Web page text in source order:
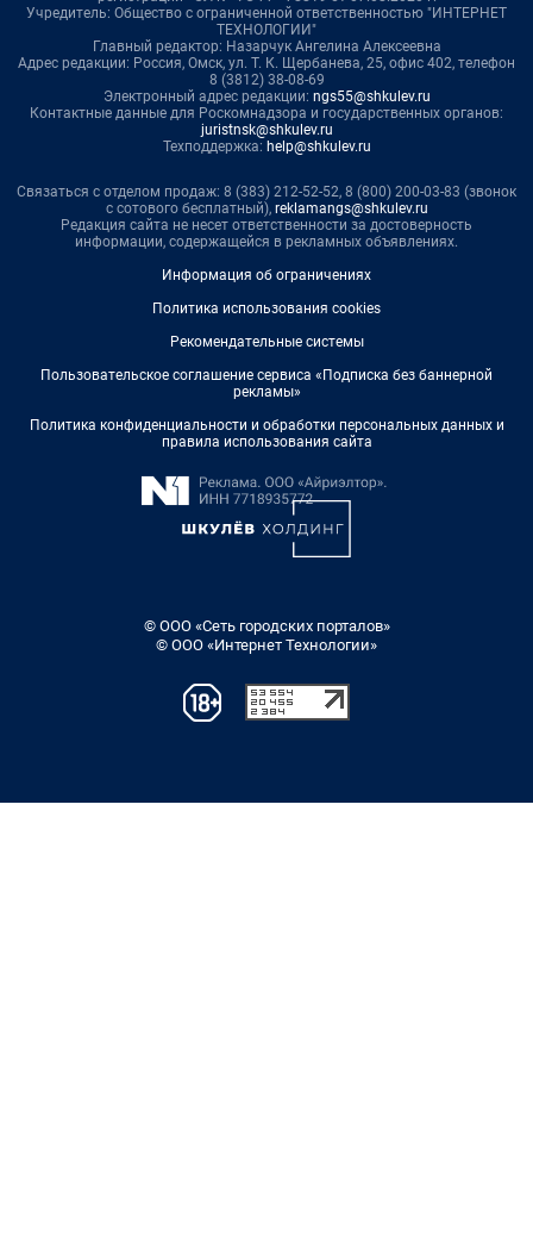
Учредитель: Общество с ограниченной ответственностью "ИНТЕРНЕТ
ТЕХНОЛОГИИ"
Главный редактор: Назарчук Ангелина Алексеевна
Адрес редакции: Россия, Омск, ул. Т. К. Щербанева, 25, офис 402, телефон
8 (3812) 38-08-69
Электронный адрес редакции: ngs55@shkulev.ru
Контактные данные для Роскомнадзора и государственных органов:
juristnsk@shkulev.ru
Техподдержка: help@shkulev.ru
Связаться с отделом продаж: 8 (383) 212-52-52, 8 (800) 200-03-83 (звонок
с сотового бесплатный), reklamangs@shkulev.ru
Редакция сайта не несет ответственности за достоверность
информации, содержащейся в рекламных объявлениях.
Информация об ограничениях
Политика использования cookies
Рекомендательные системы
Пользовательское соглашение сервиса «Подписка без баннерной
рекламы»
Политика конфиденциальности и обработки персональных данных и
правила использования сайта
© ООО «Сеть городских порталов»
© ООО «Интернет Технологии»